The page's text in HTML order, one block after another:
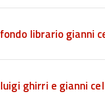
fondo librario gianni
luigi ghirri e gianni